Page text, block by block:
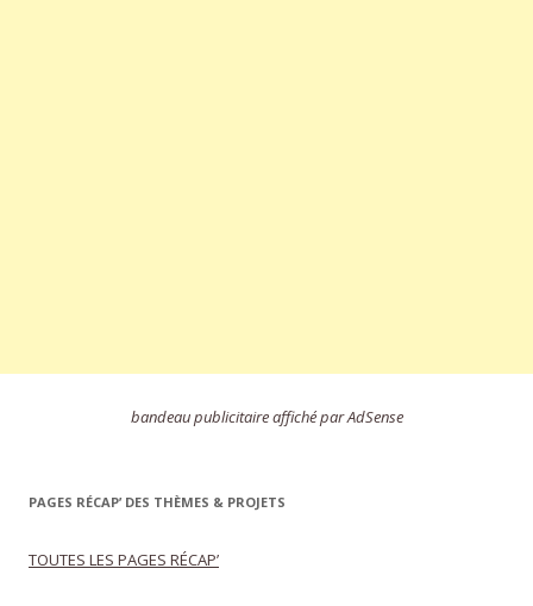
bandeau publicitaire affiché par AdSense
PAGES RÉCAP’ DES THÈMES & PROJETS
TOUTES LES PAGES RÉCAP’